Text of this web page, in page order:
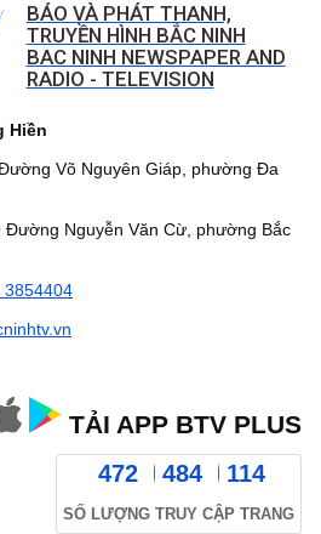
BÁO VÀ PHÁT THANH,
TRUYỀN HÌNH BẮC NINH
BAC NINH NEWSPAPER AND
RADIO - TELEVISION
Hiền
Võ Nguyên Giáp, phường Đa
Nguyễn Văn Cừ, phường Bắc
3854404
TẢI APP BTV PLUS
472 484 114
SỐ LƯỢNG TRUY CẬP TRANG